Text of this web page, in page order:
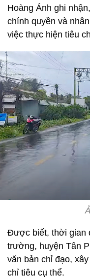
Hoàng Ánh ghi
chính quyền và
việc thực hiện tiêu
Được biết, thời gian
trường, huyện Tân
văn bản chỉ đạo,
chỉ tiêu cụ thể.